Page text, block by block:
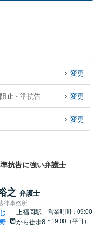
変更
止・準抗告 変更
変更
抗告に強い弁護士
之 弁護士
律事務所
上福岡駅
から徒歩8
営業時間：09:00
~19:00（平日）